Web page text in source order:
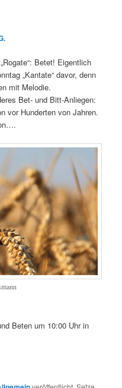
Betet! Eigentlich
„Kantate“ davor, denn
mit Melodie.
Bet- und Bitt-Anliegen:
vor Hunderten von Jahren.
Beten um 10:00 Uhr in